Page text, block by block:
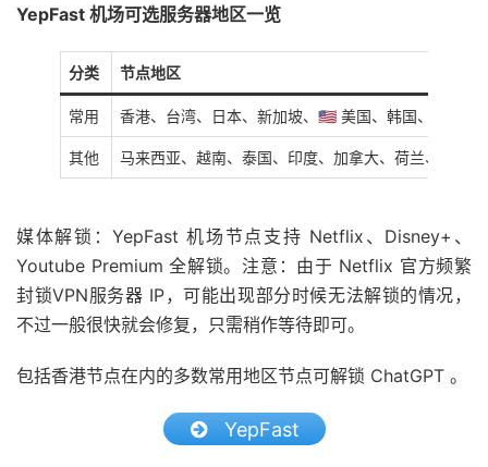
YepFast 机场可选服务器地区一览
分类 节点地区
常用 香港、台湾、日本、新加坡、🇺🇸 美国、韩国、澳门
其他 马来西亚、越南、泰国、印度、加拿大、荷兰、英国
媒体解锁：YepFast 机场节点支持 Netflix、Disney+、
Youtube Premium 全解锁。注意：由于 Netflix 官方频繁
封锁VPN服务器 IP，可能出现部分时候无法解锁的情况，
不过一般很快就会修复，只需稍作等待即可。
包括香港节点在内的多数常用地区节点可解锁 ChatGPT 。
YepFast